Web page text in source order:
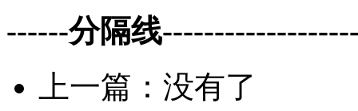
------分隔线
上一篇：没有了